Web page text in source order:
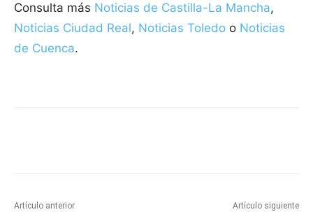
Consulta más Noticias de Castilla-La Mancha,
Noticias Ciudad Real, Noticias Toledo o Noticias
de Cuenca.
Artículo anterior Artículo siguiente